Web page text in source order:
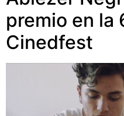
premio en la
Cinedfest